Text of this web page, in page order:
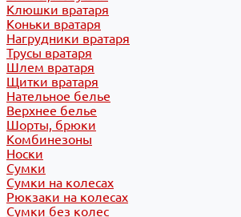
Клюшки вратаря
Коньки вратаря
Нагрудники вратаря
Трусы вратаря
Шлем вратаря
Щитки вратаря
Нательное белье
Верхнее белье
Шорты, брюки
Комбинезоны
Носки
Сумки
Сумки на колесах
Рюкзаки на колесах
Сумки без колес